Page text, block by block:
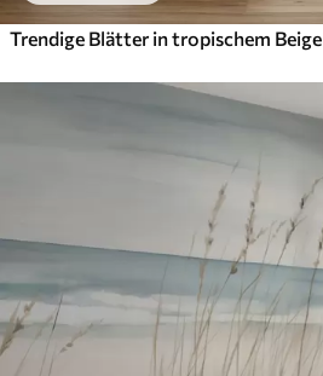
Trendige Blätter in tropischem Beige